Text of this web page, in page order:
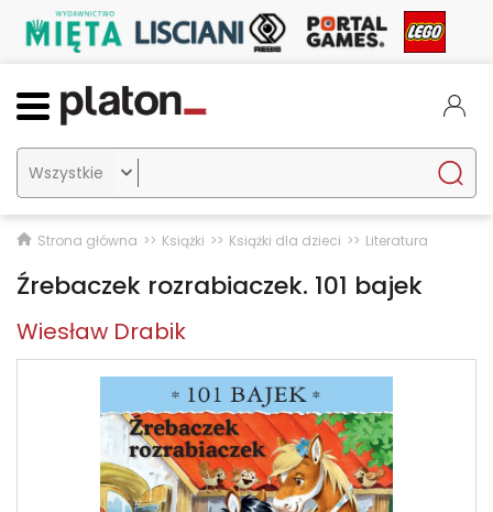

Strona główna Książki Książki dla dzieci Literatura
Źrebaczek rozrabiaczek. 101 bajek
Wiesław Drabik